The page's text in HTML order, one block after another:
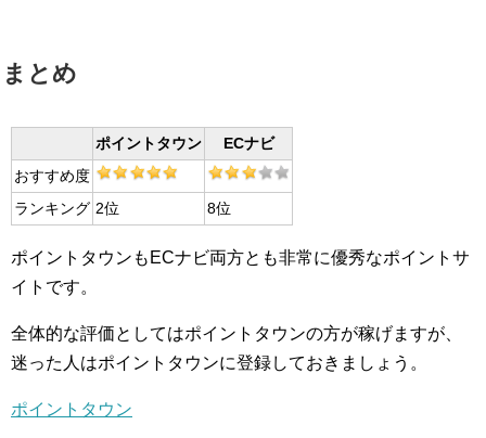
まとめ
ポイントタウン
ECナビ
おすすめ度
ランキング 2位 8位
ポイントタウンもECナビ両方とも非常に優秀なポイントサ
イトです。
全体的な評価としてはポイントタウンの方が稼げますが、
迷った人はポイントタウンに登録しておきましょう。
ポイントタウン